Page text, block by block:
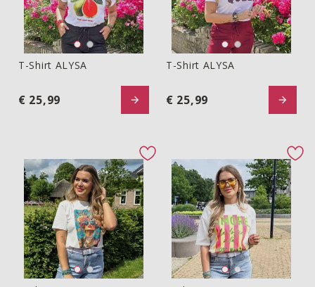
T-shirt ALYSA
T-Shirt ALYSA
€ 25,99
T-shirt ALYSA
T-Shirt ALYSA
€ 25,99
favorite button